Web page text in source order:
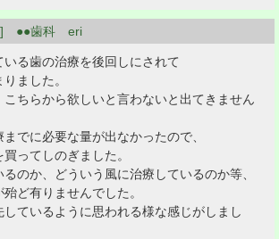
●●歯科 eri
いる歯の治療を後回しにされて
ました。
ちらから欲しいと言わないと出てきません
でに必要な量が出なかったので、
ってしのぎました。
のか、どういう風に治療しているのか等、
ど有りませんでした。
ているように思われる様な感じがしまし